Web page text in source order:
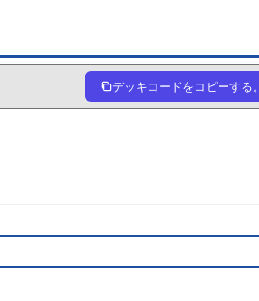
デッキコードをコピーする。